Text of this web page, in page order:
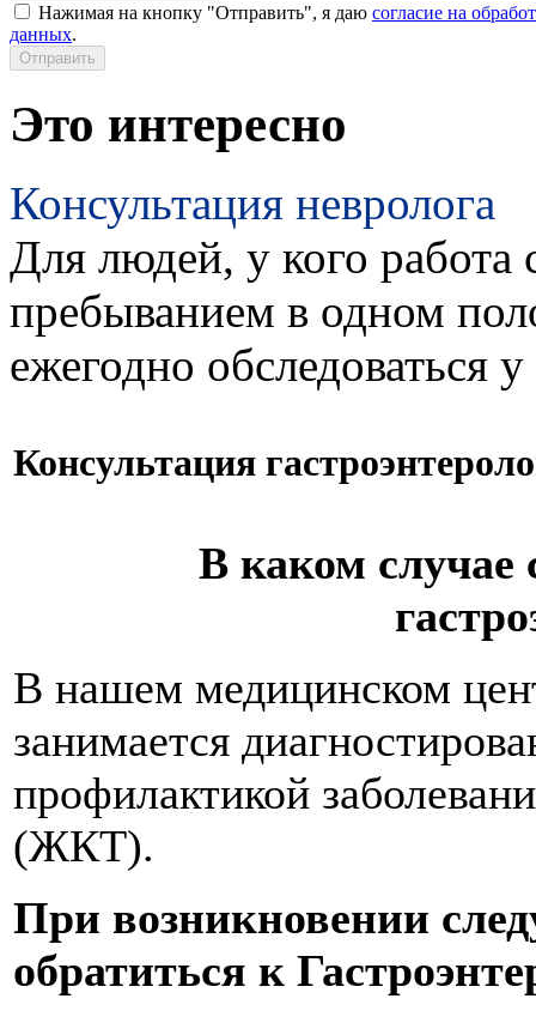
Нажимая на кнопку "Отправить", я даю согласие на
данных.
Это интересно
Консультация невролога
Для людей, у кого работа
пребыванием в одном
ежегодно обследоваться
Консультация
В каком случае
В нашем медицинском
занимается
профилактикой
(ЖКТ).
При возникновении
обратиться к